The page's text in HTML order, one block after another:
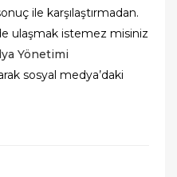
ile karşılaştırmadan.
ulaşmak istemez misiniz
Yönetimi
sosyal medya’daki